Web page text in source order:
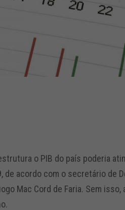
o PIB do país poderia
de acordo com o secretário de
Mac Cord de Faria. Sem isso,